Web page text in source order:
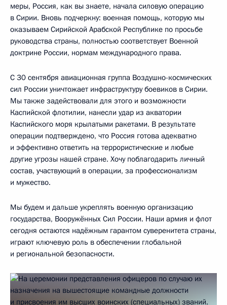
меры, Россия, как вы знаете, начала силовую операцию
в Сирии. Вновь подчеркну: военная помощь, которую мы
оказываем Сирийской Арабской Республике по просьбе
руководства страны, полностью соответствует Военной
доктрине России, нормам международного права.
С 30 сентября авиационная группа Воздушно-космических
сил России уничтожает инфраструктуру боевиков в Сирии.
Мы также задействовали для этого и возможности
Каспийской флотилии, нанесли удар из акватории
Каспийского моря крылатыми ракетами. В результате
операции подтверждено, что Россия готова адекватно
и эффективно ответить на террористические и любые
другие угрозы нашей стране. Хочу поблагодарить личный
состав, участвующий в операции, за профессионализм
и мужество.
Мы будем и дальше укреплять военную организацию
государства, Вооружённых Сил России. Наши армия и флот
сегодня остаются надёжным гарантом суверенитета страны,
играют ключевую роль в обеспечении глобальной
и региональной безопасности.